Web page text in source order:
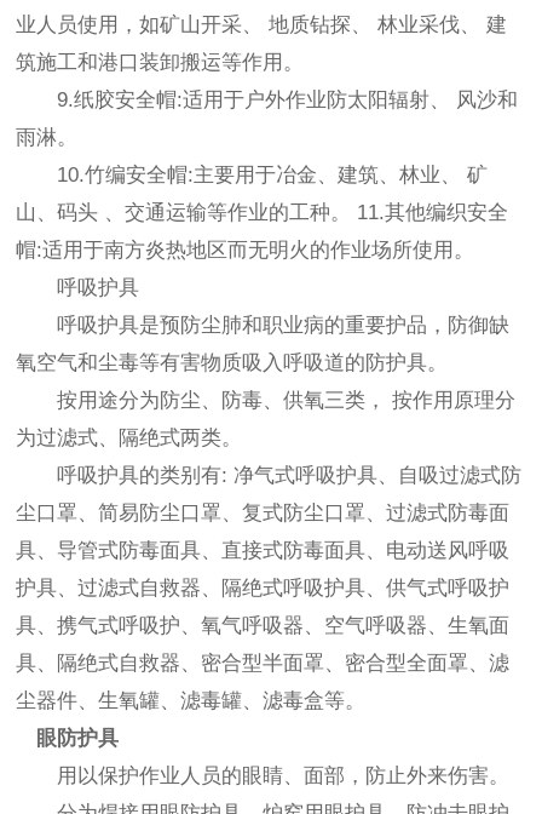
业人员使用，如矿山开采、 地质钻探、 林业采伐、 建
筑施工和港口装卸搬运等作用。
9.纸胶安全帽:适用于户外作业防太阳辐射、 风沙和
雨淋。
10.竹编安全帽:主要用于冶金、建筑、林业、 矿
山、码头 、交通运输等作业的工种。 11.其他编织安全
帽:适用于南方炎热地区而无明火的作业场所使用。
呼吸护具
呼吸护具是预防尘肺和职业病的重要护品，防御缺
氧空气和尘毒等有害物质吸入呼吸道的防护具。
按用途分为防尘、防毒、供氧三类， 按作用原理分
为过滤式、隔绝式两类。
呼吸护具的类别有: 净气式呼吸护具、自吸过滤式防
尘口罩、简易防尘口罩、复式防尘口罩、过滤式防毒面
具、导管式防毒面具、直接式防毒面具、电动送风呼吸
护具、过滤式自救器、隔绝式呼吸护具、供气式呼吸护
具、携气式呼吸护、氧气呼吸器、空气呼吸器、生氧面
具、隔绝式自救器、密合型半面罩、密合型全面罩、滤
尘器件、生氧罐、滤毒罐、滤毒盒等。
眼防护具
用以保护作业人员的眼睛、面部，防止外来伤害。